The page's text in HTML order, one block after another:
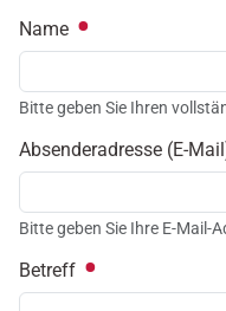
Name
Bitte geben Sie Ihren
Absenderadresse (E-
Bitte geben Sie Ihre E-Mail-
Betreff